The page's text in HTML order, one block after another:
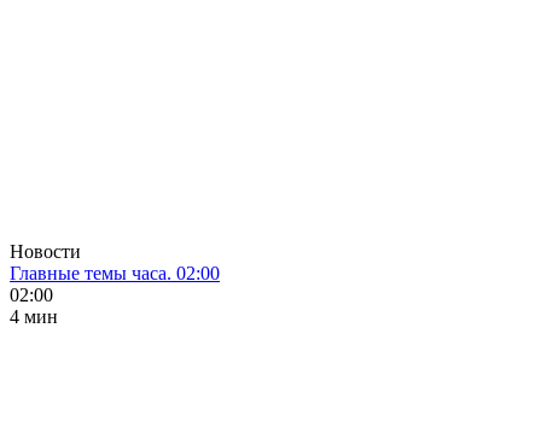
Новости
Главные темы часа. 02:00
02:00
4 мин